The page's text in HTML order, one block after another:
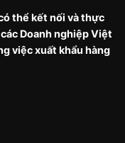
thể kết nối và thực
Doanh nghiệp Việt
việc xuất khẩu hàng